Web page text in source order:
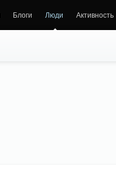
Блоги Люди Активность